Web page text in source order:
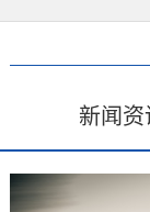
新闻资